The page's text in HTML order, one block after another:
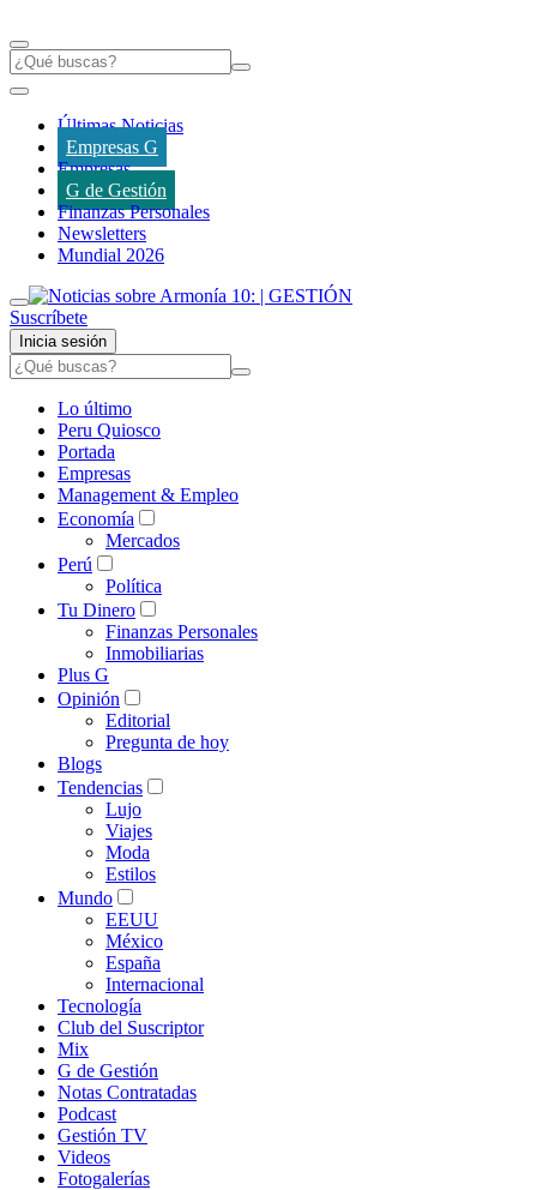
Últimas Noticias
Empresas G
Empresas
G de Gestión
Finanzas Personales
Newsletters
Mundial 2026
Suscríbete
Inicia sesión
Lo último
Peru Quiosco
Portada
Empresas
Management & Empleo
Economía
Mercados
Perú
Política
Tu Dinero
Finanzas Personales
Inmobiliarias
Plus G
Opinión
Editorial
Pregunta de hoy
Blogs
Tendencias
Lujo
Viajes
Moda
Estilos
Mundo
EEUU
México
España
Internacional
Tecnología
Club del Suscriptor
Mix
G de Gestión
Notas Contratadas
Podcast
Gestión TV
Videos
Fotogalerías